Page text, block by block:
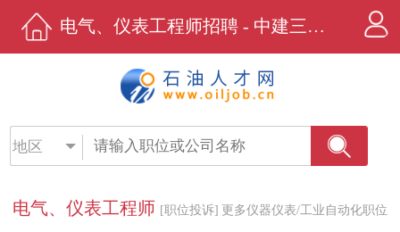
电气、仪表工程师招聘 - 中建三局股份公司工程总承包公司 - 石油人才网
地区
电气、仪表工程师 [职位投诉] 更多仪器仪表/工业自动化职位